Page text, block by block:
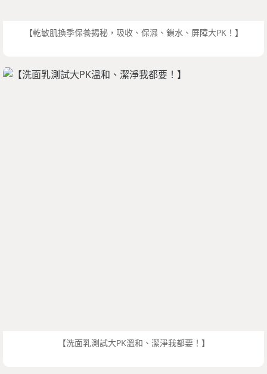
【乾敏肌換季保養揭秘，吸收、保濕、鎖水、屏障大PK！】
【洗面乳測試大PK溫和、潔淨我都要！】